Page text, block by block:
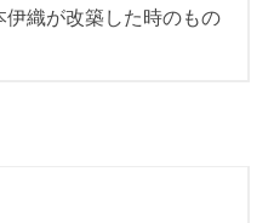
織が改築した時のもの